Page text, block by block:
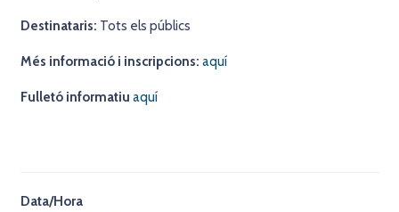
Destinataris: Tots els públics
Més informació i inscripcions: aquí
Fulletó informatiu aquí
Data/Hora